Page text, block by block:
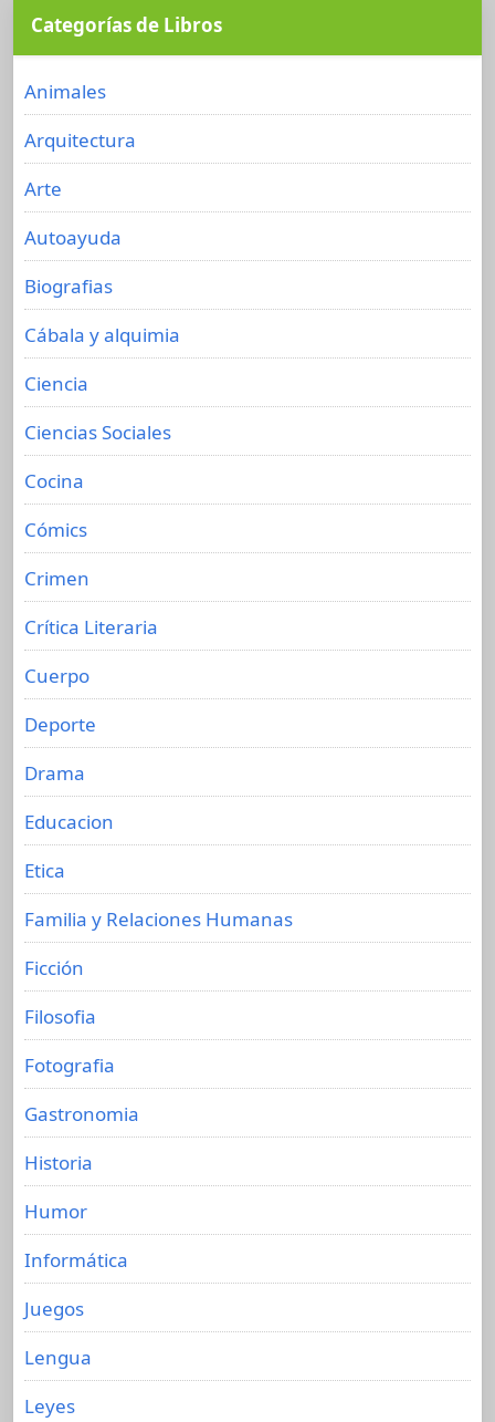
Categorías de Libros
Animales
Arquitectura
Arte
Autoayuda
Biografias
Cábala y alquimia
Ciencia
Ciencias Sociales
Cocina
Cómics
Crimen
Crítica Literaria
Cuerpo
Deporte
Drama
Educacion
Etica
Familia y Relaciones Humanas
Ficción
Filosofia
Fotografia
Gastronomia
Historia
Humor
Informática
Juegos
Lengua
Leyes